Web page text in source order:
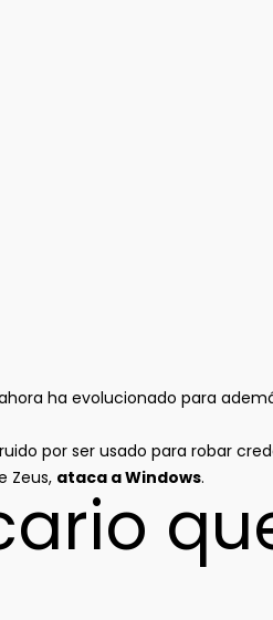
ha evolucionado para
por ser usado para robar
Zeus, ataca a Windows.